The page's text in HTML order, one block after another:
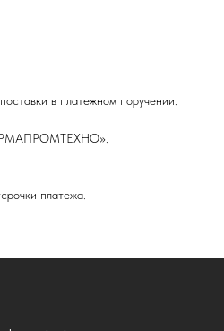
в платежном поручении.
«АРМАПРОМТЕХНО».
платежа.